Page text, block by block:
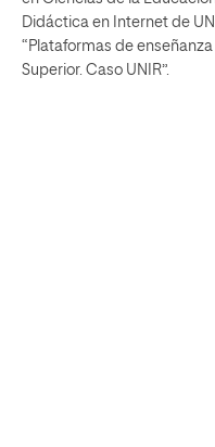
Didáctica en Internet de
“Plataformas de
Superior. Caso UNIR”.